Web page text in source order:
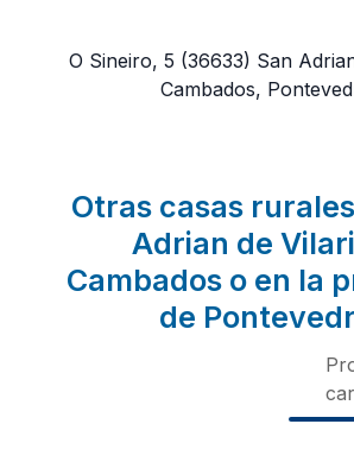
O Sineiro, 5 (36633) San
Cambados,
Otras casas
Adrian de
Cambados o en la
de